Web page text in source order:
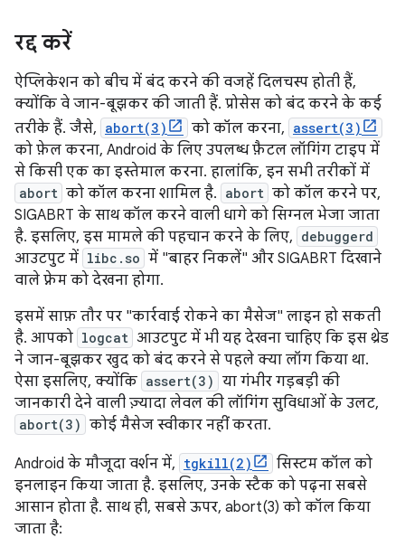
रद्द करें
ऐप्लिकेशन को बीच में बंद करने की वजहें दिलचस्प होती हैं,
क्योंकि वे जान-बूझकर की जाती हैं. प्रोसेस को बंद करने के कई
तरीके हैं. जैसे, abort(3) को कॉल करना, assert(3)
को फ़ेल करना, Android के लिए उपलब्ध फ़ैटल लॉगिंग टाइप में
से किसी एक का इस्तेमाल करना. हालांकि, इन सभी तरीकों में
abort को कॉल करना शामिल है. abort को कॉल करने पर,
SIGABRT के साथ कॉल करने वाली धागे को सिग्नल भेजा जाता
है. इसलिए, इस मामले की पहचान करने के लिए, debuggerd
आउटपुट में libc.so में "बाहर निकलें" और SIGABRT दिखाने
वाले फ़्रेम को देखना होगा.
इसमें साफ़ तौर पर "कार्रवाई रोकने का मैसेज" लाइन हो सकती
है. आपको logcat आउटपुट में भी यह देखना चाहिए कि इस थ्रेड
ने जान-बूझकर खुद को बंद करने से पहले क्या लॉग किया था.
ऐसा इसलिए, क्योंकि assert(3) या गंभीर गड़बड़ी की
जानकारी देने वाली ज़्यादा लेवल की लॉगिंग सुविधाओं के उलट,
abort(3) कोई मैसेज स्वीकार नहीं करता.
Android के मौजूदा वर्शन में, tgkill(2)
सिस्टम कॉल को
इनलाइन किया जाता है. इसलिए, उनके स्टैक को पढ़ना सबसे
आसान होता है. साथ ही, सबसे ऊपर, abort(3) को कॉल किया
जाता है: